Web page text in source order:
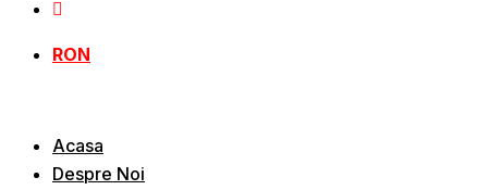
RON
Acasa
Despre Noi